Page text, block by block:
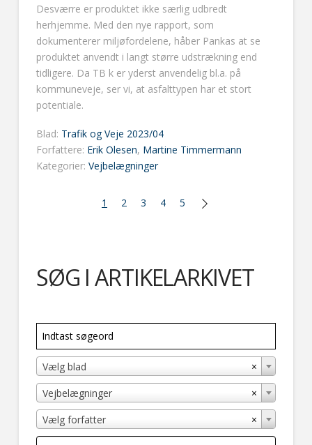
Desværre er produktet ikke særlig udbredt
herhjemme. Med den nye rapport, som
dokumenterer miljøfordelene, håber Pankas at se
produktet anvendt i langt større udstrækning end
tidligere. Da TB k er yderst anvendelig bl.a. på
kommuneveje, ser vi, at asfalttypen har et stort
potentiale.
Blad: Trafik og Veje 2023/04
Forfattere: Erik Olesen, Martine Timmermann
Kategorier: Vejbelægninger
1 2 3 4 5
SØG I ARTIKELARKIVET
×
Vælg blad
×
Vejbelægninger
×
Vælg forfatter